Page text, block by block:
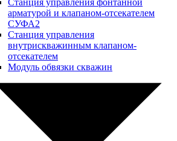
Станция управления фонтанной
арматурой и клапаном-отсекателем
СУФА2
Станция управления
внутрискважинным клапаном-
отсекателем
Модуль обвязки скважин